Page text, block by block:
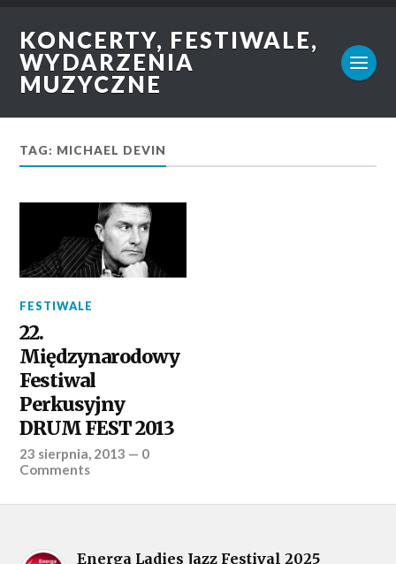
KONCERTY, FESTIWALE,
WYDARZENIA
MUZYCZNE
TAG: MICHAEL DEVIN
FESTIWALE
22.
Międzynarodowy
Festiwal
Perkusyjny
DRUM FEST 2013
23 sierpnia, 2013 — 0
Comments
Energa Ladies Jazz Festival 2025